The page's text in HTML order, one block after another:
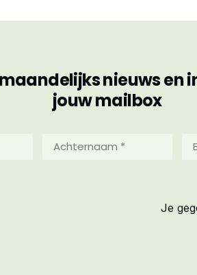
nieuws en
jouw mailbox
Achternaam
mail
Je